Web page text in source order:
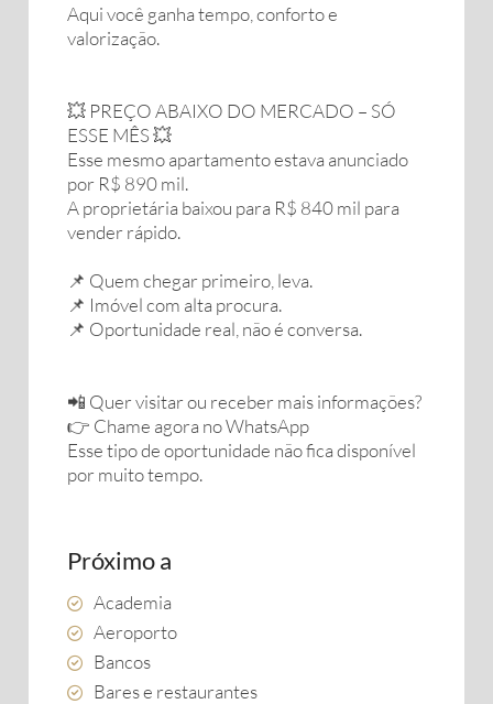
Aqui você ganha tempo, conforto e
valorização.
💥 PREÇO ABAIXO DO MERCADO – SÓ
ESSE MÊS 💥
Esse mesmo apartamento estava anunciado
por R$ 890 mil.
A proprietária baixou para R$ 840 mil para
vender rápido.
📌 Quem chegar primeiro, leva.
📌 Imóvel com alta procura.
📌 Oportunidade real, não é conversa.
📲 Quer visitar ou receber mais informações?
👉 Chame agora no WhatsApp
Esse tipo de oportunidade não fica disponível
por muito tempo.
Próximo a
Academia
Aeroporto
Bancos
Bares e restaurantes